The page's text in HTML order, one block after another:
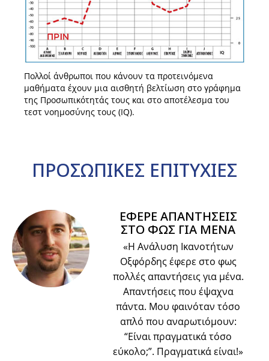
Πολλοί άνθρωποι που κάνουν τα προτεινόμενα
μαθήματα έχουν μια αισθητή βελτίωση στο γράφημα
της Προσωπικότητάς τους και στο αποτέλεσμα του
τεστ νοημοσύνης τους (IQ).
ΠΡΟΣΩΠΙΚΕΣ ΕΠΙΤΥΧΙΕΣ
ΕΦΕΡΕ ΑΠΑΝΤΗΣΕΙΣ
ΣΤΟ ΦΩΣ ΓΙΑ ΜΕΝΑ
«Η Ανάλυση Ικανοτήτων
Οξφόρδης έφερε στο φως
πολλές απαντήσεις για μένα.
Απαντήσεις που έψαχνα
πάντα. Μου φαινόταν τόσο
απλό που αναρωτιόμουν:
“Είναι πραγματικά τόσο
εύκολο;”. Πραγματικά είναι!»